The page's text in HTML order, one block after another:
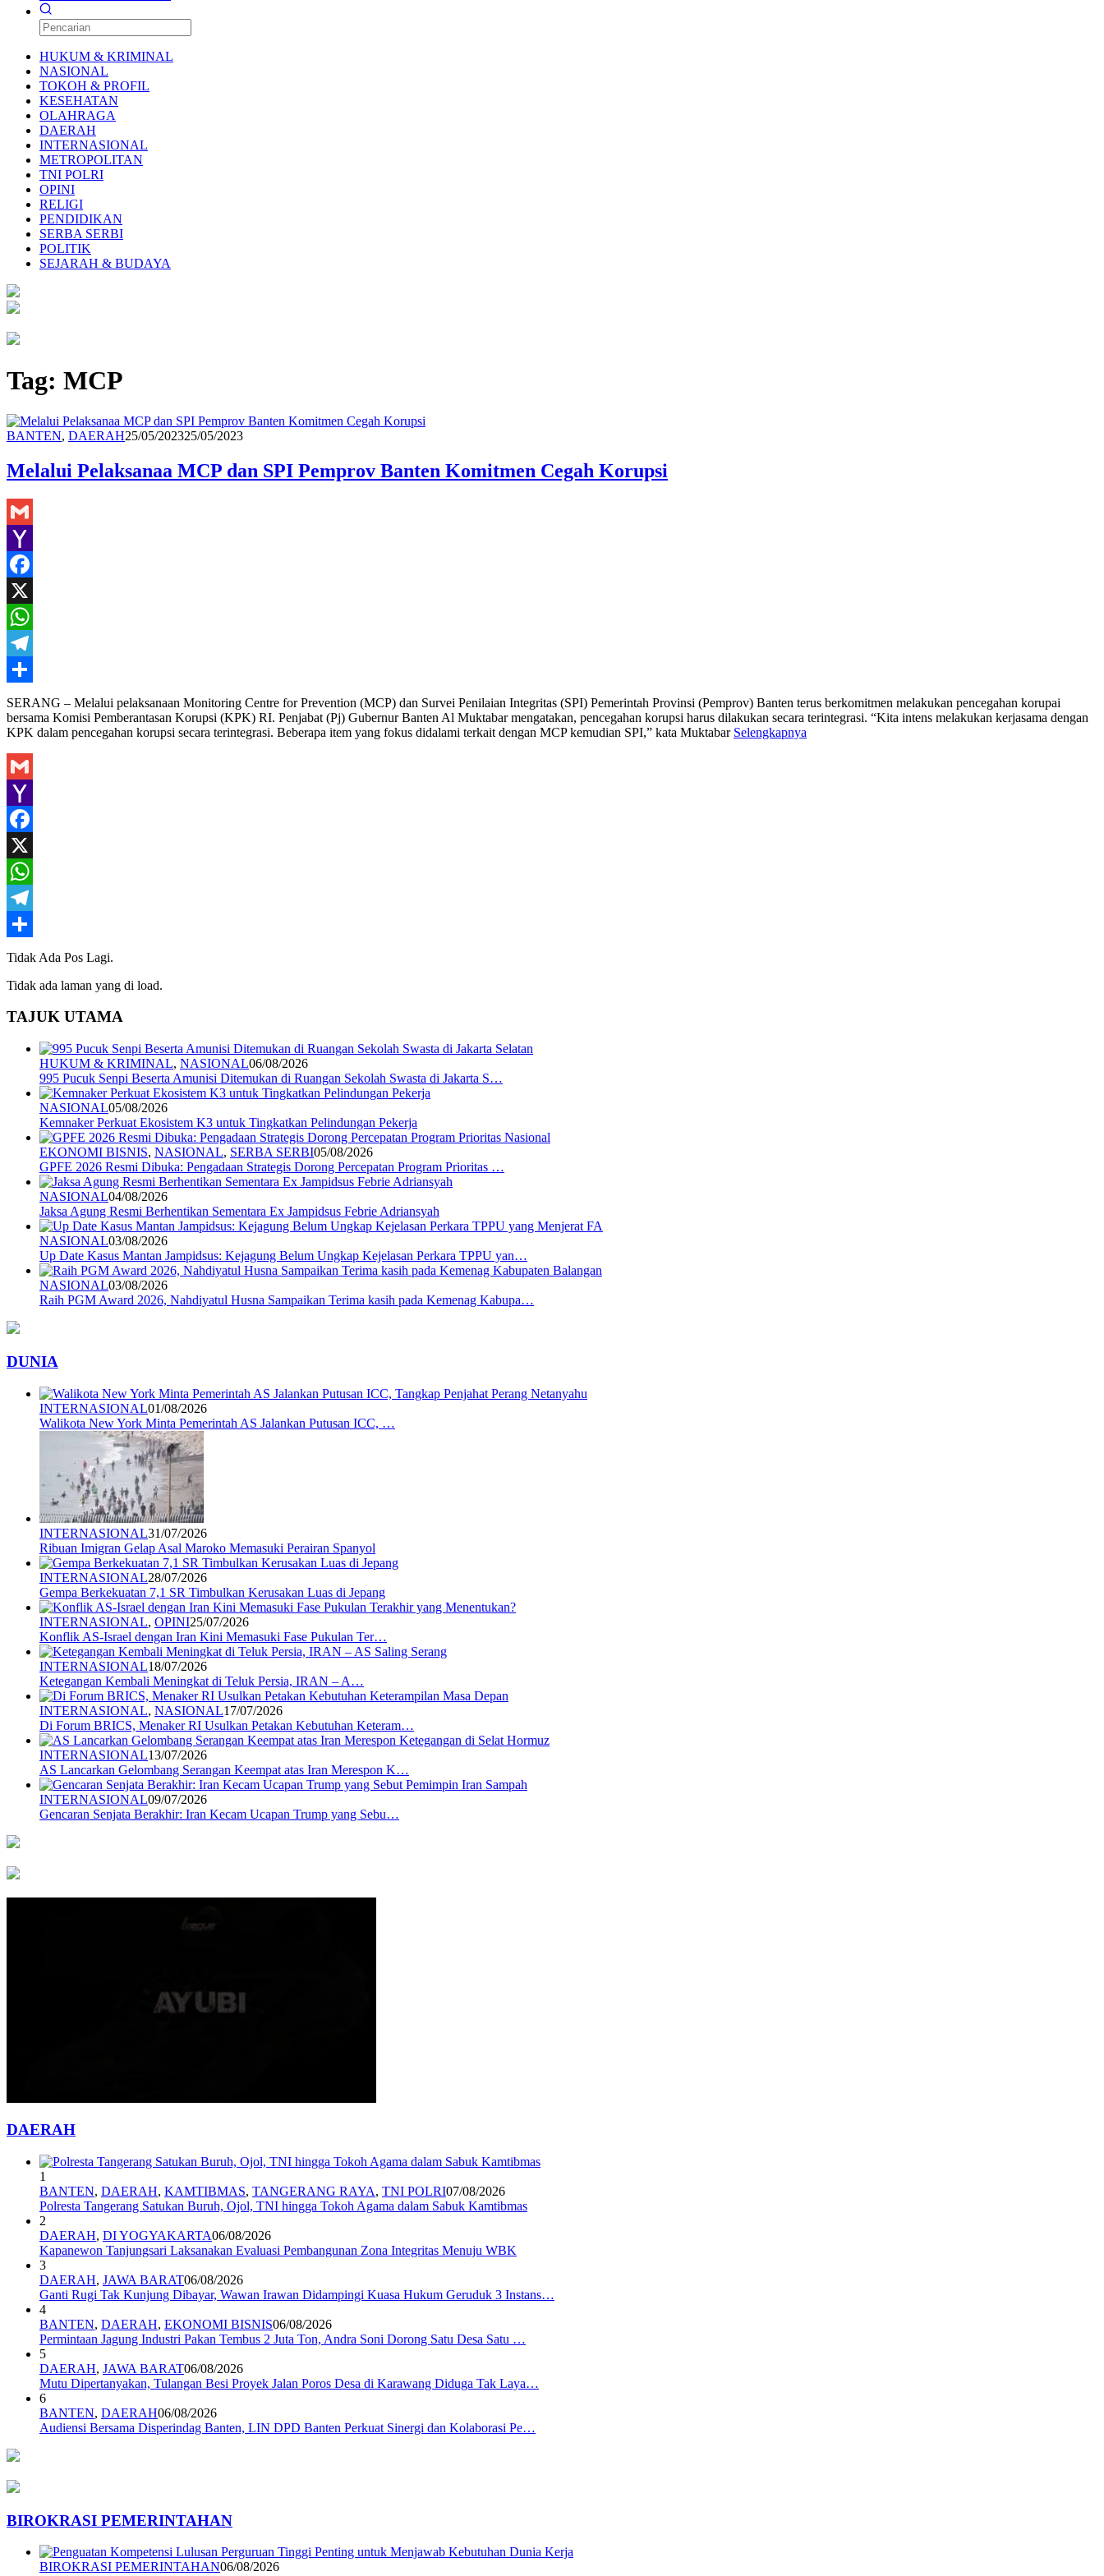
HUKUM & KRIMINAL
NASIONAL
TOKOH & PROFIL
KESEHATAN
OLAHRAGA
DAERAH
INTERNASIONAL
METROPOLITAN
TNI POLRI
OPINI
RELIGI
PENDIDIKAN
SERBA SERBI
POLITIK
SEJARAH & BUDAYA
Tag: MCP
BANTEN, DAERAHRedaksi
25/05/202325/05/2023
Melalui Pelaksanaa MCP dan SPI Pemprov Banten Komitmen Cegah Korupsi
Gmail
Yahoo
Mail
Facebook
X
WhatsApp
Telegram
Share
SERANG – Melalui pelaksanaan Monitoring Centre for Prevention (MCP) dan Survei Penilaian Integritas (SPI) Pemerintah Provinsi (Pemprov) Banten terus berkomitmen melakukan pencegahan korupai
bersama Komisi Pemberantasan Korupsi (KPK) RI. Penjabat (Pj) Gubernur Banten Al Muktabar mengatakan, pencegahan korupsi harus dilakukan secara terintegrasi. “Kita intens melakukan kerjasama dengan
KPK dalam pencegahan korupsi secara terintegrasi. Beberapa item yang fokus didalami terkait dengan MCP kemudian SPI,” kata Muktabar Selengkapnya
Gmail
Yahoo
Mail
Facebook
X
WhatsApp
Telegram
Share
Tidak Ada Pos Lagi.
Tidak ada laman yang di load.
TAJUK UTAMA
HUKUM & KRIMINAL, NASIONAL06/08/2026
995 Pucuk Senpi Beserta Amunisi Ditemukan di Ruangan Sekolah Swasta di Jakarta S…
NASIONAL05/08/2026
Kemnaker Perkuat Ekosistem K3 untuk Tingkatkan Pelindungan Pekerja
EKONOMI BISNIS, NASIONAL, SERBA SERBI05/08/2026
GPFE 2026 Resmi Dibuka: Pengadaan Strategis Dorong Percepatan Program Prioritas …
NASIONAL04/08/2026
Jaksa Agung Resmi Berhentikan Sementara Ex Jampidsus Febrie Adriansyah
NASIONAL03/08/2026
Up Date Kasus Mantan Jampidsus: Kejagung Belum Ungkap Kejelasan Perkara TPPU yan…
NASIONAL03/08/2026
Raih PGM Award 2026, Nahdiyatul Husna Sampaikan Terima kasih pada Kemenag Kabupa…
DUNIA
INTERNASIONAL01/08/2026
Walikota New York Minta Pemerintah AS Jalankan Putusan ICC, …
INTERNASIONAL31/07/2026
Ribuan Imigran Gelap Asal Maroko Memasuki Perairan Spanyol
INTERNASIONAL28/07/2026
Gempa Berkekuatan 7,1 SR Timbulkan Kerusakan Luas di Jepang
INTERNASIONAL, OPINI25/07/2026
Konflik AS-Israel dengan Iran Kini Memasuki Fase Pukulan Ter…
INTERNASIONAL18/07/2026
Ketegangan Kembali Meningkat di Teluk Persia, IRAN – A…
INTERNASIONAL, NASIONAL17/07/2026
Di Forum BRICS, Menaker RI Usulkan Petakan Kebutuhan Keteram…
INTERNASIONAL13/07/2026
AS Lancarkan Gelombang Serangan Keempat atas Iran Merespon K…
INTERNASIONAL09/07/2026
Gencaran Senjata Berakhir: Iran Kecam Ucapan Trump yang Sebu…
DAERAH
1
BANTEN, DAERAH, KAMTIBMAS, TANGERANG RAYA, TNI POLRI07/08/2026
Polresta Tangerang Satukan Buruh, Ojol, TNI hingga Tokoh Agama dalam Sabuk Kamtibmas
2
DAERAH, DI YOGYAKARTA06/08/2026
Kapanewon Tanjungsari Laksanakan Evaluasi Pembangunan Zona Integritas Menuju WBK
3
DAERAH, JAWA BARAT06/08/2026
Ganti Rugi Tak Kunjung Dibayar, Wawan Irawan Didampingi Kuasa Hukum Geruduk 3 Instans…
4
BANTEN, DAERAH, EKONOMI BISNIS06/08/2026
Permintaan Jagung Industri Pakan Tembus 2 Juta Ton, Andra Soni Dorong Satu Desa Satu …
5
DAERAH, JAWA BARAT06/08/2026
Mutu Dipertanyakan, Tulangan Besi Proyek Jalan Poros Desa di Karawang Diduga Tak Laya…
6
BANTEN, DAERAH06/08/2026
Audiensi Bersama Disperindag Banten, LIN DPD Banten Perkuat Sinergi dan Kolaborasi Pe…
BIROKRASI PEMERINTAHAN
BIROKRASI PEMERINTAHAN06/08/2026